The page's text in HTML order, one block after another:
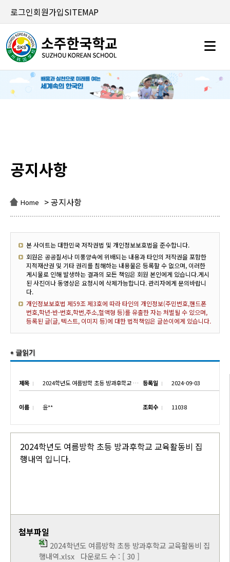
로그인회원가입SITEMAP
공지사항
Home > 공지사항
본 사이트는 대한민국 저작권법 및 개인정보보호법을 준수합니다.
회원은 공공질서나 미풍양속에 위배되는 내용과 타인의 저작권을 포함한
지적재산권 및 기타 권리를 침해하는 내용물은 등록할 수 없으며, 이러한
게시물로 인해 발생하는 결과의 모든 책임은 회원 본인에게 있습니다.게시
된 사진이나 동영상은 요청시에 삭제가능합니다. 관리자에게 문의바랍니
다.
개인정보보호법 제59조 제3호에 따라 타인의 개인정보(주민번호,핸드폰
번호,학년-반-번호,학번,주소,혈액형 등)를 유출한 자는 처벌될 수 있으며,
등록된 글(글, 텍스트, 이미지 등)에 대한 법적책임은 글쓴이에게 있습니다.
제목 2024학년도 여름방학 초등 방과후학교 교육활동비 집행내역 보고 등록일 2024-09-03
이름 윤** 조회수 11038
2024학년도 여름방학 초등 방과후학교 교육활동비 집
행내역 입니다.
첨부파일
2024학년도 여름방학 초등 방과후학교 교육활동비 집
행내역.xlsx 다운로드 수 : [ 30 ]